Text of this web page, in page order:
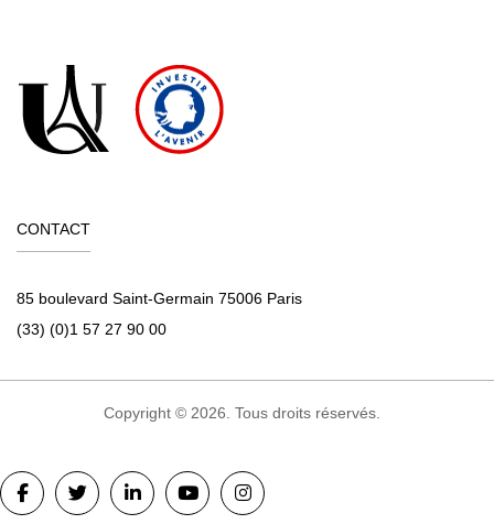
CONTACT
85 boulevard Saint-Germain 75006 Paris
(33) (0)1 57 27 90 00
Copyright © 2026. Tous droits réservés.